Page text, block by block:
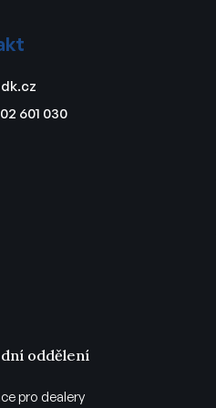
601 030
oddělení
pro dealery